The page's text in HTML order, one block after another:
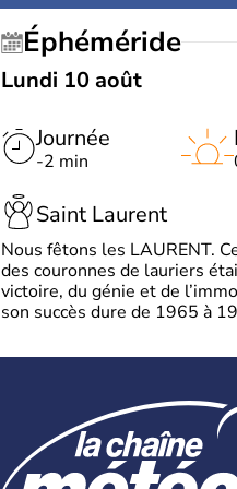
Éphéméride
Lundi 10 août
Journée
-2 min
Saint Laurent
Nous fêtons les LAURENT.
des couronnes de lauriers
victoire, du génie et de
son succès dure de 1965 à